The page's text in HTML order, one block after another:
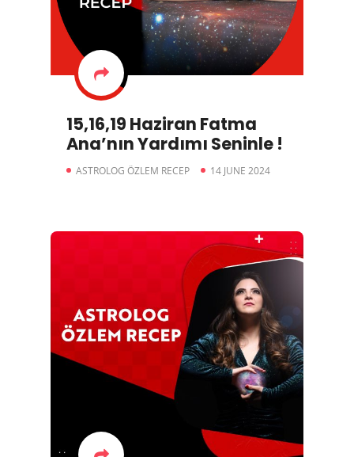
15,16,19 Haziran Fatma
Ana’nın Yardımı Seninle !
ASTROLOG ÖZLEM RECEP 14 JUNE 2024